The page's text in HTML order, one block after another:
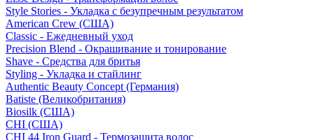
Style Stories - Укладка с безупречным результатом
American Crew (США)
Classic - Ежедневный уход
Precision Blend - Окрашивание и тонирование
Shave - Средства для бритья
Styling - Укладка и стайлинг
Authentic Beauty Concept (Германия)
Batiste (Великобритания)
Biosilk (США)
CHI (США)
CHI 44 Iron Guard - Термозащита волос